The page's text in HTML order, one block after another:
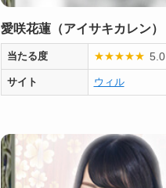
愛咲花蓮（アイサキカレン）
当たる度 ★★★★★ 5.0
サイト ウィル